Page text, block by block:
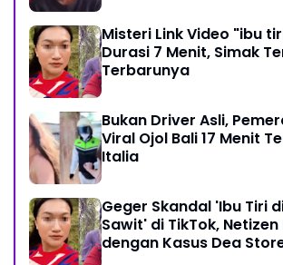
Misteri Link Video "ibu
Durasi 7 Menit, Simak
Terbarunya
Bukan Driver Asli,
Viral Ojol Bali 17 Menit
Italia
Geger Skandal 'Ibu Tiri
Sawit' di TikTok,
dengan Kasus Dea